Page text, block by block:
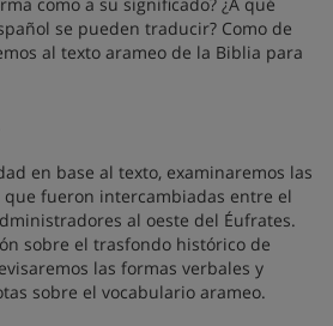
se pueden traducir? Como de
al texto arameo de la Biblia para
en base al texto, examinaremos las
fueron intercambiadas entre el
al oeste del Éufrates.
sobre el trasfondo histórico de
las formas verbales y
sobre el vocabulario arameo.